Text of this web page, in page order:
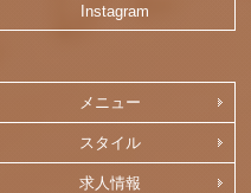
Instagram
メニュー
スタイル
求人情報